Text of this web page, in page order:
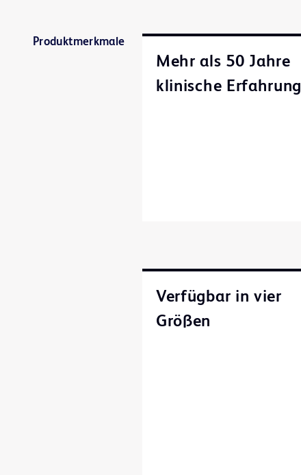
Produktmerkmale
Mehr als 50 Jahre
klinische Erfahrung
Verfügbar in vier
Größen